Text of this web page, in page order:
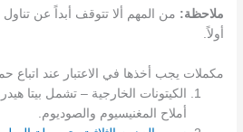
ملاحظة: من المهم ألا تتوقف أبداً عن
أولاً.
مكملات يجب أخذها في الاعتبار عند اتباع
أملاح المغنيسيوم والصوديوم.